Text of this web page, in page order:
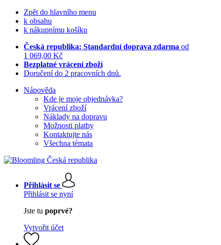
Zpět do hlavního menu
k obsahu
k nákupnímu košíku
Česká republika: Standardní doprava zdarma od
1 069,00 Kč
Bezplatné vrácení zboží
Doručení do 2 pracovních dnů.
Nápověda
Kde je moje objednávka?
Vrácení zboží
Náklady na dopravu
Možnosti platby
Kontaktujte nás
Všechna témata
Přihlásit se
Přihlásit se nyní
Jste tu poprvé?
Vytvořit účet